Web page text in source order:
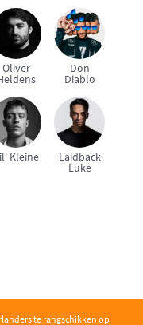
Oliver Don
Diablo
Kleine Laidback
Luke
te rangschikken op